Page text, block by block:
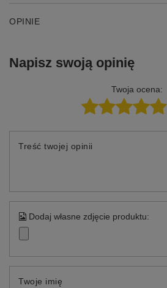
OPINIE
Napisz swoją opinię
Twoja ocena:
Treść twojej opinii
Dodaj własne zdjęcie produktu:
Twoje imię